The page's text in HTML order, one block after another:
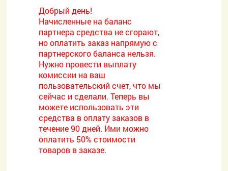
Добрый день!
Начисленные на баланс
партнера средства не сгорают,
но оплатить заказ напрямую с
партнерского баланса нельзя.
Нужно провести выплату
комиссии на ваш
пользовательский счет, что мы
сейчас и сделали. Теперь вы
можете использовать эти
средства в оплату заказов в
течение 90 дней. Ими можно
оплатить 50% стоимости
товаров в заказе.